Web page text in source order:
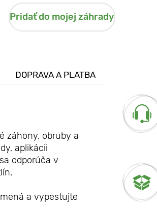
Pridať do mojej záhrady
DOPRAVA A PLATBA
záhony, obruby a
aplikácii
odporúča v
a vypestujte